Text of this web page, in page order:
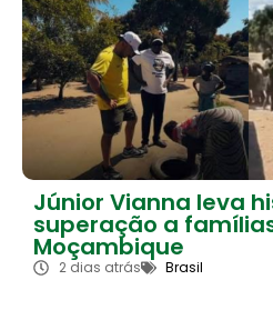
Júnior Vianna leva
superação a
Moçambique
2 dias atrás Brasil